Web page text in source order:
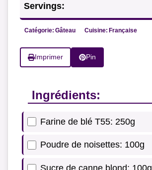
Servings:
Catégorie: Gâteau Cuisine: Française
Imprimer Pin
Ingrédients:
Farine de blé T55: 250g
Poudre de noisettes: 100g